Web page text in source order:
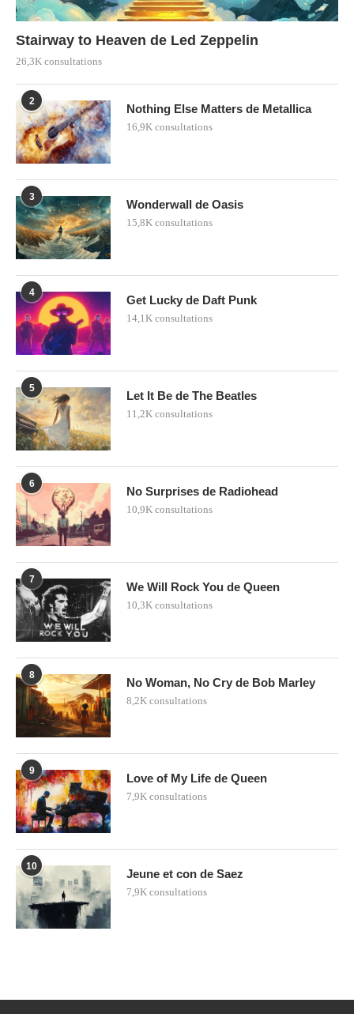
Stairway to Heaven de Led Zeppelin
26,3K consultations
2
Nothing Else Matters de Metallica
16,9K consultations
3
Wonderwall de Oasis
15,8K consultations
4
Get Lucky de Daft Punk
14,1K consultations
5
Let It Be de The Beatles
11,2K consultations
6
No Surprises de Radiohead
10,9K consultations
7
We Will Rock You de Queen
10,3K consultations
8
No Woman, No Cry de Bob Marley
8,2K consultations
9
Love of My Life de Queen
7,9K consultations
10
Jeune et con de Saez
7,9K consultations